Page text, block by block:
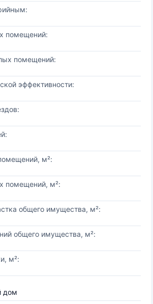
помещений:
помещений:
эффективности:
м²:
помещений, м²:
общего имущества, м²:
общего имущества, м²:
м²:
дом